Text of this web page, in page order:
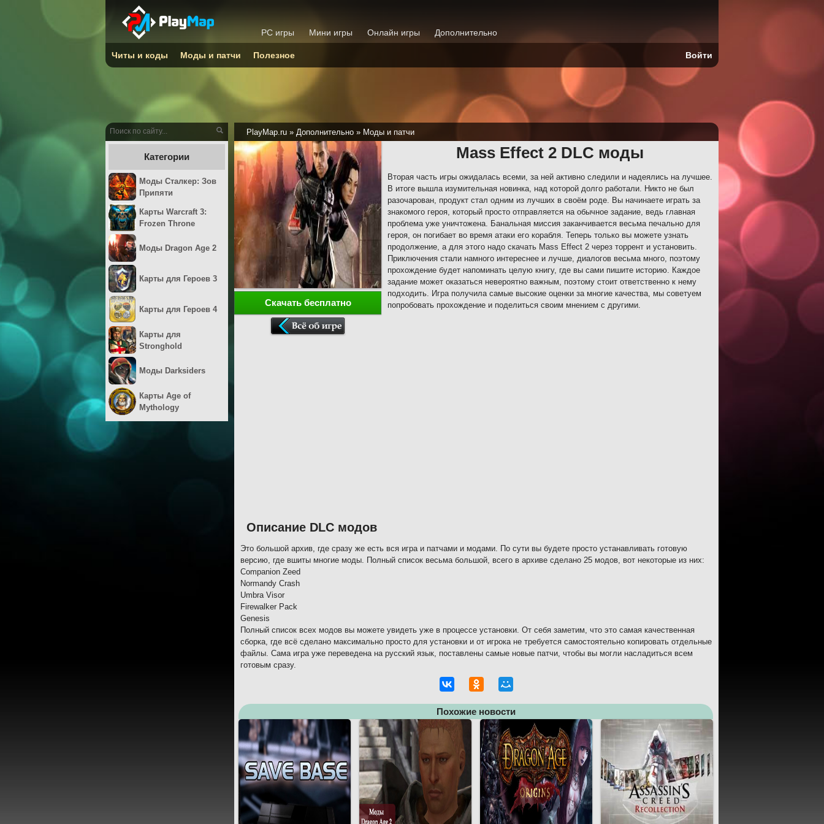
PlayMap.ru » Дополнительно » Моды и патчи
Mass Effect 2 DLC моды
Вторая часть игры ожидалась всеми, за ней активно следили и надеялись на лучшее.
В итоге вышла изумительная новинка, над которой долго работали. Никто не был
разочарован, продукт стал одним из лучших в своём роде. Вы начинаете играть за
знакомого героя, который просто отправляется на обычное задание, ведь главная
проблема уже уничтожена. Банальная миссия заканчивается весьма печально для
героя, он погибает во время атаки его корабля. Теперь только вы можете узнать
продолжение, а для этого надо скачать Mass Effect 2 через торрент и установить.
Приключения стали намного интереснее и лучше, диалогов весьма много, поэтому
прохождение будет напоминать целую книгу, где вы сами пишите историю. Каждое
задание может оказаться невероятно важным, поэтому стоит ответственно к нему
подходить. Игра получила самые высокие оценки за многие качества, мы советуем
попробовать прохождение и поделиться своим мнением с другими.
Скачать бесплатно
Описание DLC модов
Это большой архив, где сразу же есть вся игра и патчами и модами. По сути вы будете просто устанавливать готовую
версию, где вшиты многие моды. Полный список весьма большой, всего в архиве сделано 25 модов, вот некоторые из них:
Companion Zeed
Normandy Crash
Umbra Visor
Firewalker Pack
Genesis
Полный список всех модов вы можете увидеть уже в процессе установки. От себя заметим, что это самая качественная
сборка, где всё сделано максимально просто для установки и от игрока не требуется самостоятельно копировать отдельные
файлы. Сама игра уже переведена на русский язык, поставлены самые новые патчи, чтобы вы могли насладиться всем
готовым сразу.
Похожие новости
Категории
Моды Сталкер: Зов
Припяти
Карты Warcraft 3:
Frozen Throne
Моды Dragon Age 2
Карты для Героев 3
Карты для Героев 4
Карты для
Stronghold
Моды Darksiders
Карты Age of
Mythology
PC игры Мини игры Онлайн игры Дополнительно
Читы и коды Моды и патчи Полезное Войти